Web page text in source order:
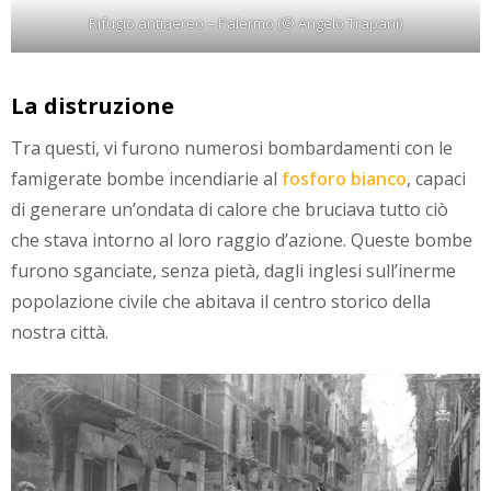
Rifugio antiaereo – Palermo (© Angelo Trapani)
La distruzione
Tra questi, vi furono numerosi bombardamenti con le
famigerate bombe incendiarie al fosforo bianco, capaci
di generare un’ondata di calore che bruciava tutto ciò
che stava intorno al loro raggio d’azione. Queste bombe
furono sganciate, senza pietà, dagli inglesi sull’inerme
popolazione civile che abitava il centro storico della
nostra città.